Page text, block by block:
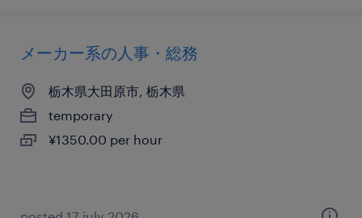
メーカー系の人事・総務
栃木県大田原市, 栃木県
temporary
¥1350.00 per hour